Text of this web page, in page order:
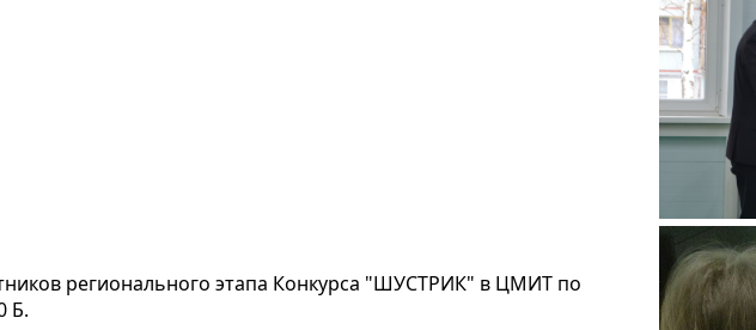
регионального этапа Конкурса "ШУСТРИК" в ЦМИТ по
Б.